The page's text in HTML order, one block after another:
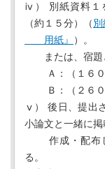
ⅳ） 別紙資料１
（約１５分）（
用紙』
）。
または、宿題
Ａ：（１６０
Ｂ：（２６０
ⅴ） 後日、提出
小論文と一緒に
作成・配布し
る。